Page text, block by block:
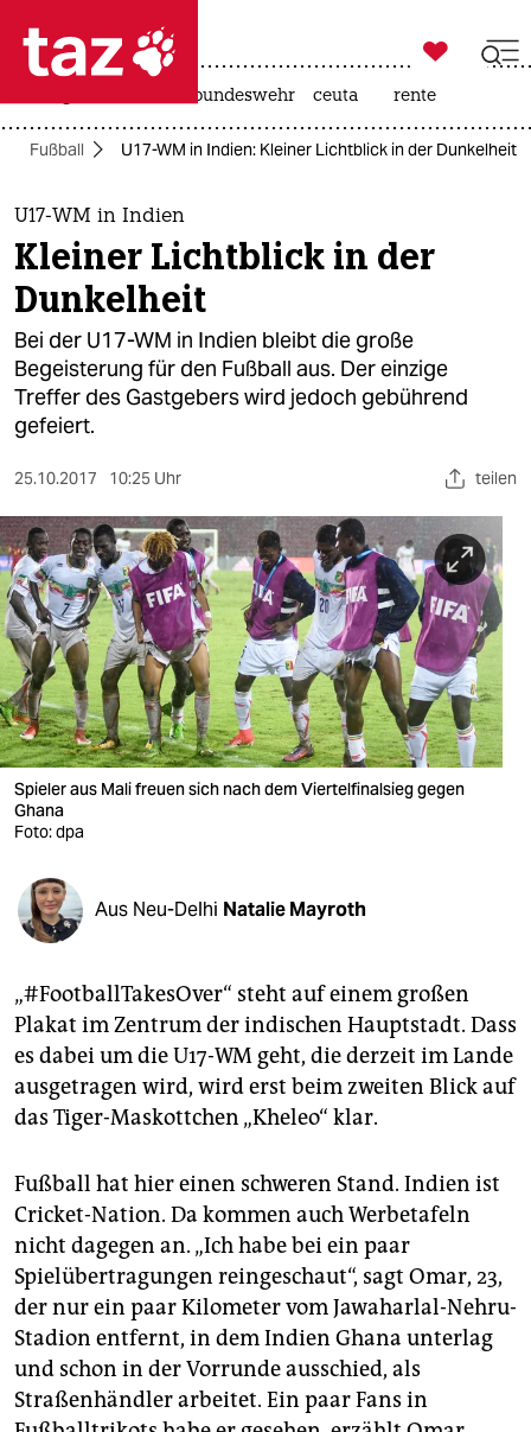
 taz zahl ich
taz zahl ich
themen
politik
öko
gesellschaft
kultur
sport
berlin
nord
wahrheit
verlag
verlag
veranstaltungen
shop
fragen & hilfe
unterstützen
genossenschaft
epaper login

taz zahl ich
bundeswehr ceuta rente
Fußball U17-WM in Indien: Kleiner Lichtblick in der Dunkelheit
U17-WM in Indien
Kleiner Lichtblick in der
Dunkelheit
Bei der U17-WM in Indien bleibt die große
Begeisterung für den Fußball aus. Der einzige
Treffer des Gastgebers wird jedoch gebührend
gefeiert.
25.10.2017 10:25 Uhr teilen
Spieler aus Mali freuen sich nach dem Viertelfinalsieg gegen
Ghana
Foto: dpa
Aus Neu-Delhi Natalie Mayroth
„#FootballTakesOver“ steht auf einem großen
Plakat im Zentrum der indischen Hauptstadt. Dass
es dabei um die U17-WM geht, die derzeit im Lande
ausgetragen wird, wird erst beim zweiten Blick auf
das Tiger-Maskottchen „Kheleo“ klar.
Fußball hat hier einen schweren Stand. Indien ist
Cricket-Nation. Da kommen auch Werbe­tafeln
nicht dagegen an. „Ich habe bei ein paar
Spielübertragungen reingeschaut“, sagt Omar, 23,
der nur ein paar Kilometer vom Jawaharlal-Nehru-
Stadion entfernt, in dem Indien Ghana unterlag
und schon in der Vorrunde ausschied, als
Straßenhändler arbeitet. Ein paar Fans in